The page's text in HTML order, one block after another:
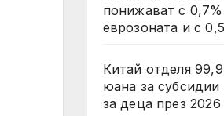
понижават с
еврозоната и с
Китай отделя
юана за субсидии
за деца през 2026